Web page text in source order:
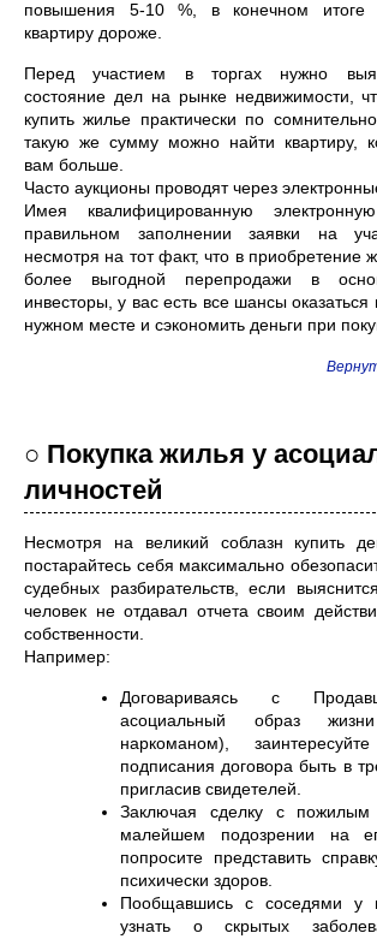
повышения 5-10 %, в конечном итоге
квартиру дороже.
Перед участием в торгах нужно
состояние дел на рынке недвижимости,
купить жилье практически по
такую же сумму можно найти квартиру,
вам больше.
Часто аукционы проводят через
Имея квалифицированную
правильном заполнении заявки на
несмотря на тот факт, что в приобретение
более выгодной перепродажи в
инвесторы, у вас есть все шансы
нужном месте и сэкономить деньги при
○ Покупка жилья у
личностей
Несмотря на великий соблазн купить
постарайтесь себя максимально
судебных разбирательств, если
человек не отдавал отчета своим
собственности.
Например:
Договариваясь с
асоциальный образ жизни
наркоманом),
подписания договора быть в
пригласив свидетелей.
Заключая сделку с пожилым
малейшем подозрении на
попросите представить
психически здоров.
Пообщавшись с соседями у
узнать о скрытых